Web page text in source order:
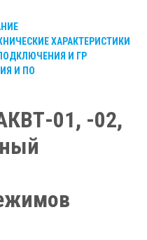
ХАРАКТЕРИСТИКИ
И ГР
И ПО
01, -02,